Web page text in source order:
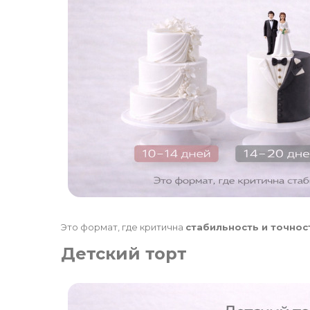
Это формат, где критична стабильность и
Детский торт